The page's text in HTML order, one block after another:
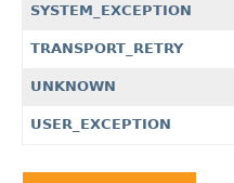
SYSTEM_EXCEPTION
TRANSPORT_RETRY
UNKNOWN
USER_EXCEPTION